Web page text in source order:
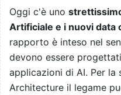
Oggi c'è uno
Artificiale e i nuovi data
rapporto è inteso nel
devono essere progettati
applicazioni di AI. Per la
Architecture il legame